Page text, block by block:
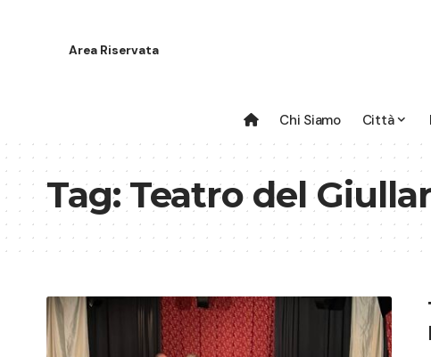
Area Riservata
Chi Siamo Città
Tag:Teatro del